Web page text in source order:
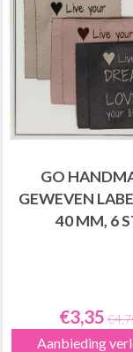
GO
GEWEVEN
40 MM, 6
€3,35
Aanbieding